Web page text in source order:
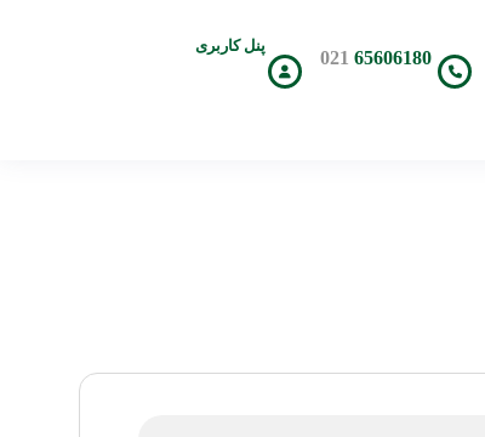
65606180
021
پنل کاربری